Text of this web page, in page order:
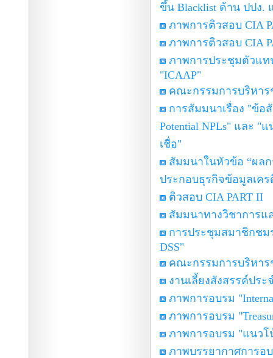
ขึ้น Blacklist ด้าน ปปง.
ภาพการติวสอบ CIA
ภาพการติวสอบ CIA
ภาพการประชุมตัวแท
"ICAAP"
คณะกรรมการบริหาร
การสัมมนาเรื่อง "ข้อ
Potential NPLs" และ
เชื่อ"
สัมมนาในหัวข้อ “ผล
ประกอบธุรกิจข้อมูลเค
ติวสอบ CIA PART II
สัมมนาทางวิชาการแล
การประชุมสมาชิกชม
DSS"
คณะกรรมการบริหาร
งานเลี้ยงสังสรรค์ประ
ภาพการอบรม
ภาพการอบรม
ภาพการอบรม "แนว
ภาพบรรยากาศการอ